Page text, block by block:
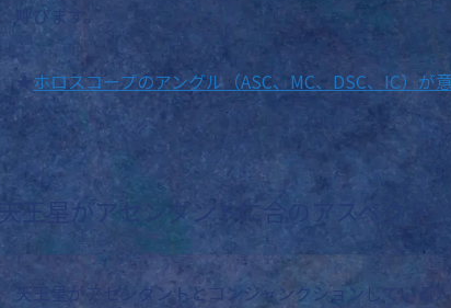
呼びます。
★ホロスコープのアングル（ASC、MC、DSC、IC）が
天王星がアセンダントに合のアスペクト
天王星がアセンダントとコンジャンクションしている